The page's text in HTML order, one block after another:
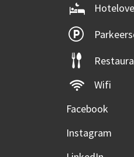
Wifi
Facebook
Instagram